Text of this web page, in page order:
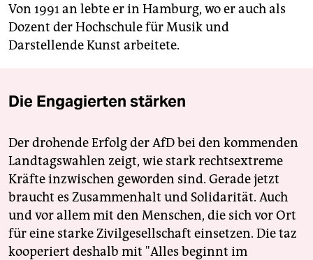
Von 1991 an lebte er in Hamburg, wo er auch als
Dozent der Hochschule für Musik und
Darstellende Kunst arbeitete.
Die Engagierten stärken
Der drohende Erfolg der AfD bei den kommenden
Landtagswahlen zeigt, wie stark rechtsextreme
Kräfte inzwischen geworden sind. Gerade jetzt
braucht es Zusammenhalt und Solidarität. Auch
und vor allem mit den Menschen, die sich vor Ort
für eine starke Zivilgesellschaft einsetzen. Die taz
kooperiert deshalb mit "Alles beginnt im